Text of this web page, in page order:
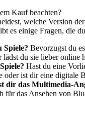
Kauf beachten?
welche Version
es einige Fragen, die
Spiele? Bevorzugst du
lädst du sie lieber online
Hast du eine
oder ist dir eine digitale
dir das Multimedia-
für das Ansehen von